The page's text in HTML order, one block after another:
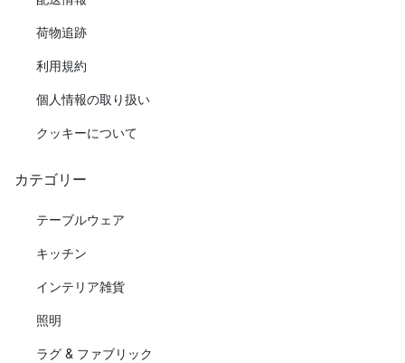
荷物追跡
利用規約
個人情報の取り扱い
クッキーについて
カテゴリー
テーブルウェア
キッチン
インテリア雑貨
照明
ラグ & ファブリック